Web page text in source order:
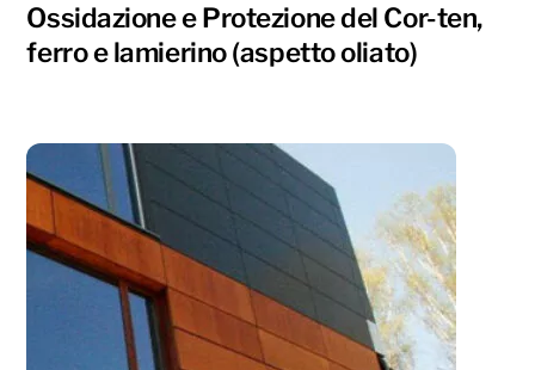
Ossidazione e Protezione del Cor-ten,
ferro e lamierino (aspetto oliato)